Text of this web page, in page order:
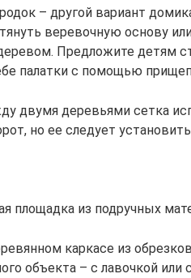
– другой вариант
веревочную основу
Предложите детям
палатки с помощью
двумя деревьями сетка
но ее следует
площадка из подручных
каркасе из
объекта – с лавочкой